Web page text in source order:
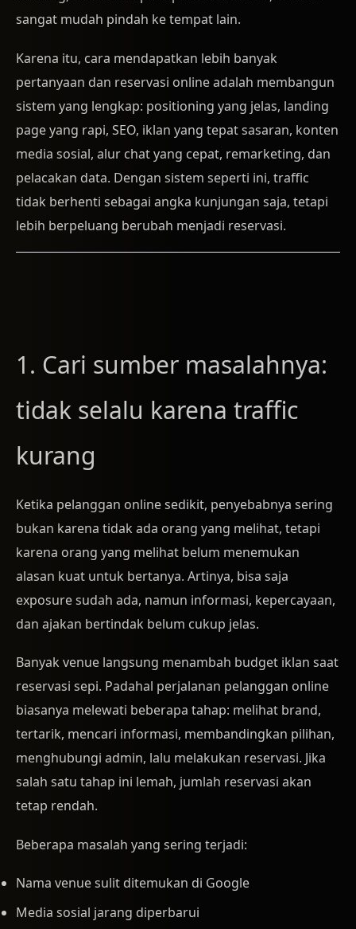
sangat mudah pindah ke tempat lain.
Karena itu, cara mendapatkan lebih banyak
pertanyaan dan reservasi online adalah membangun
sistem yang lengkap: positioning yang jelas, landing
page yang rapi, SEO, iklan yang tepat sasaran, konten
media sosial, alur chat yang cepat, remarketing, dan
pelacakan data. Dengan sistem seperti ini, traffic
tidak berhenti sebagai angka kunjungan saja, tetapi
lebih berpeluang berubah menjadi reservasi.
1. Cari sumber masalahnya:
tidak selalu karena traffic
kurang
Ketika pelanggan online sedikit, penyebabnya sering
bukan karena tidak ada orang yang melihat, tetapi
karena orang yang melihat belum menemukan
alasan kuat untuk bertanya. Artinya, bisa saja
exposure sudah ada, namun informasi, kepercayaan,
dan ajakan bertindak belum cukup jelas.
Banyak venue langsung menambah budget iklan saat
reservasi sepi. Padahal perjalanan pelanggan online
biasanya melewati beberapa tahap: melihat brand,
tertarik, mencari informasi, membandingkan pilihan,
menghubungi admin, lalu melakukan reservasi. Jika
salah satu tahap ini lemah, jumlah reservasi akan
tetap rendah.
Beberapa masalah yang sering terjadi:
Nama venue sulit ditemukan di Google
Media sosial jarang diperbarui